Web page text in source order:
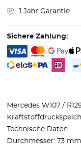
1 Jahr Garantie
Sichere Zahlung:
Mercedes W107 /
Technische Daten
Durchmesser: 73 mm